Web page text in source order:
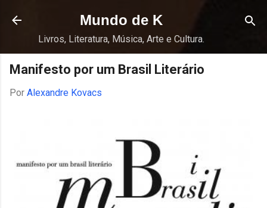
Pular para o conteúdo principal
Mundo de K
Livros, Literatura, Música, Arte e Cultura.
Manifesto por um Brasil Literário
Por Alexandre Kovacs